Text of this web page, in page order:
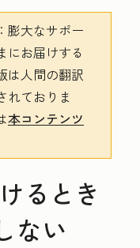
：膨大なサポー
にお届けする
は人間の翻訳
れておりま
本コンテンツ
るとき
ない